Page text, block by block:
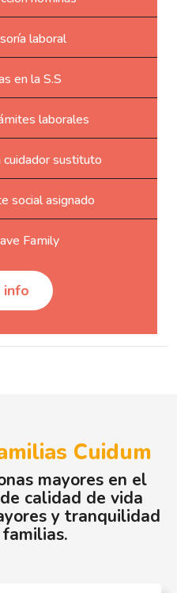
laboral
en la S.S
laborales
cuidador sustituto
social asignado
Family
info
Cuidum
mayores en el
calidad de vida
y tranquilidad